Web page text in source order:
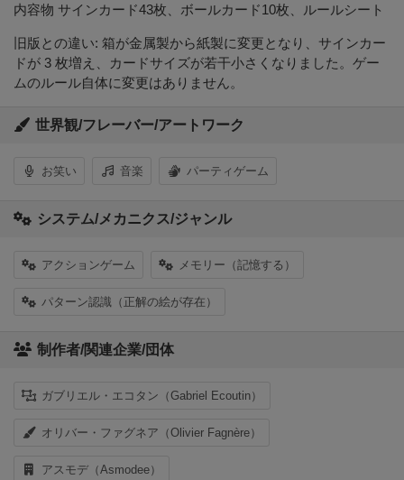
内容物 サインカード43枚、ボールカード10枚、ルールシート
旧版との違い: 箱が金属製から紙製に変更となり、サインカー
ドが 3 枚増え、カードサイズが若干小さくなりました。ゲー
ムのルール自体に変更はありません。
世界観/フレーバー/アートワーク
お笑い 音楽 パーティゲーム
システム/メカニクス/ジャンル
アクションゲーム メモリー（記憶する）
パターン認識（正解の絵が存在）
制作者/関連企業/団体
ガブリエル・エコタン（Gabriel Ecoutin）
オリバー・ファグネア（Olivier Fagnère）
アスモデ（Asmodee）